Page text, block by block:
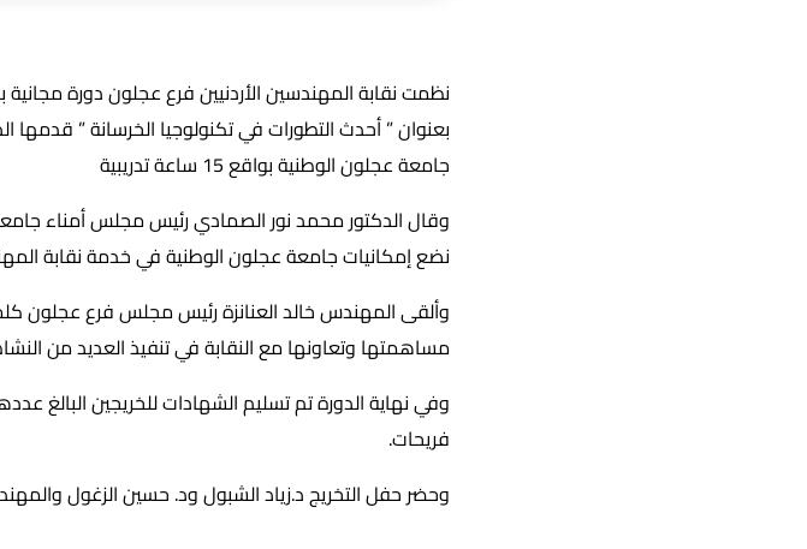
نظمت نقابة المهندسين الأردنيين فرع عجلون دورة
بعنوان ” أحدث التطورات في تكنولوجيا الخرسانة ” قدمها
جامعة عجلون الوطنية بواقع 15 ساعة تدريبية
وقال الدكتور محمد نور الصمادي رئيس مجلس أمناء
نضع إمكانيات جامعة عجلون الوطنية في خدمة نقابة
وألقى المهندس خالد العنانزة رئيس مجلس فرع عجلون
مساهمتها وتعاونها مع النقابة في تنفيذ العديد من
فريحات.
وحضر حفل التخريج د.زياد الشبول ود. حسين الزغول